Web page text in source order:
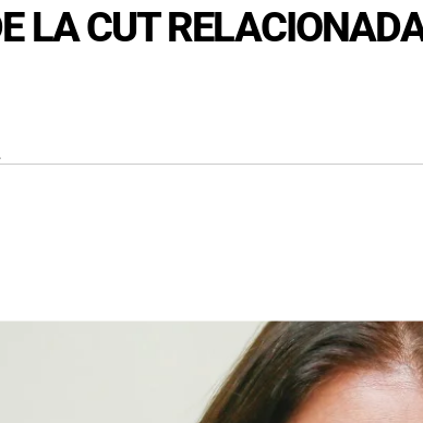
LA CUT